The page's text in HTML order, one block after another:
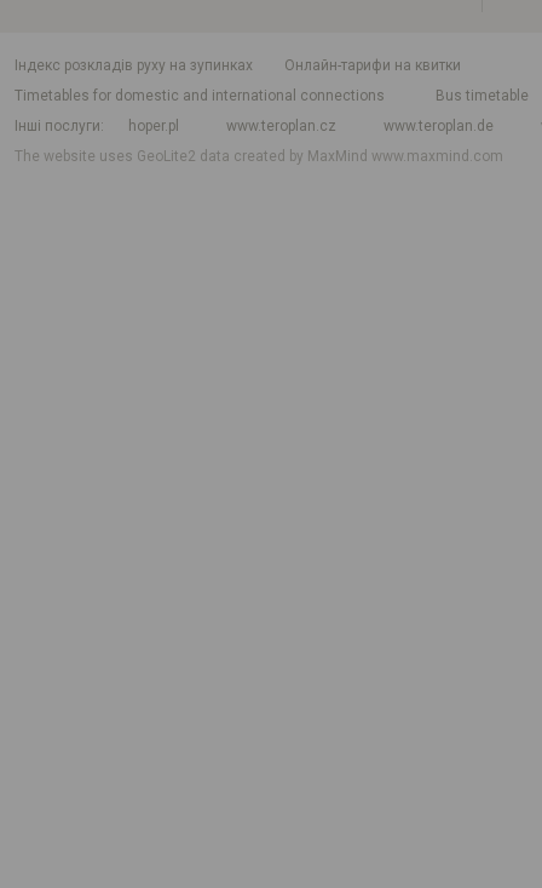
індекс розкладів руху на зупинках
Онлайн-тарифи на квитки
Timetables for domestic and international connections
Bus timetable
Інші послуги
hoper.pl www.teroplan.cz www.teroplan.de
The website uses GeoLite2 data created by MaxMindwww.maxmind.com